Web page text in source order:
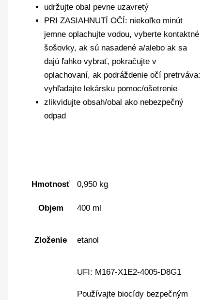
udržujte obal pevne uzavretý
PRI ZASIAHNUTÍ OČÍ: niekoľko minút
jemne oplachujte vodou, vyberte kontaktné
šošovky, ak sú nasadené a/alebo ak sa
dajú ľahko vybrať, pokračujte v
oplachovaní, ak podráždenie očí pretrváva:
vyhľadajte lekársku pomoc/ošetrenie
zlikvidujte obsah/obal ako nebezpečný
odpad
Hmotnosť 0,950 kg
Objem 400 ml
Zloženie etanol
UFI: M167-X1E2-4005-D8G1
Používajte biocídy bezpečným